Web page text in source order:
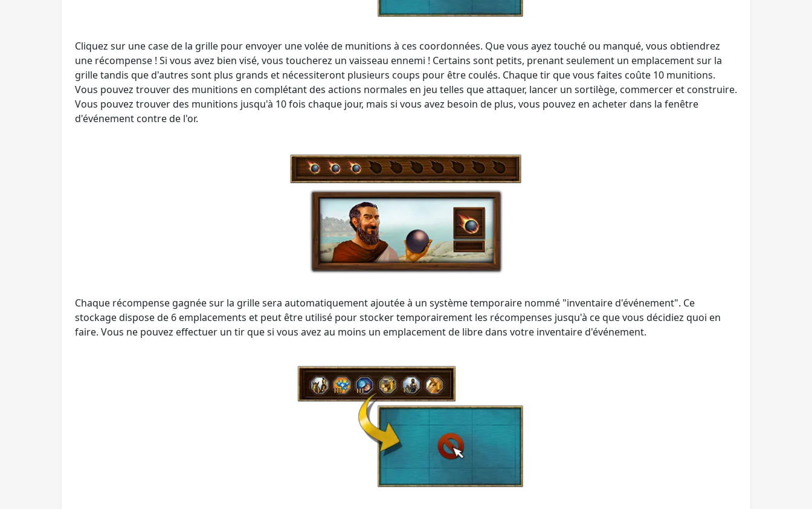
Cliquez sur une case de la grille pour envoyer une volée de munitions à ces coordonnées. Que vous ayez touché ou manqué, vous obtiendrez
une récompense ! Si vous avez bien visé, vous toucherez un vaisseau ennemi ! Certains sont petits, prenant seulement un emplacement sur la
grille tandis que d'autres sont plus grands et nécessiteront plusieurs coups pour être coulés. Chaque tir que vous faites coûte 10 munitions.
Vous pouvez trouver des munitions en complétant des actions normales en jeu telles que attaquer, lancer un sortilège, commercer et construire.
Vous pouvez trouver des munitions jusqu'à 10 fois chaque jour, mais si vous avez besoin de plus, vous pouvez en acheter dans la fenêtre
d'événement contre de l'or.
Chaque récompense gagnée sur la grille sera automatiquement ajoutée à un système temporaire nommé "inventaire d'événement". Ce
stockage dispose de 6 emplacements et peut être utilisé pour stocker temporairement les récompenses jusqu'à ce que vous décidiez quoi en
faire. Vous ne pouvez effectuer un tir que si vous avez au moins un emplacement de libre dans votre inventaire d'événement.